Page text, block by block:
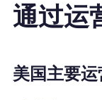
通过运
美国主要